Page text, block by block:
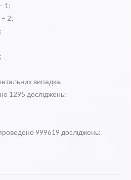
1;
2;
випадка.
1295 досліджень:
999619 досліджень: